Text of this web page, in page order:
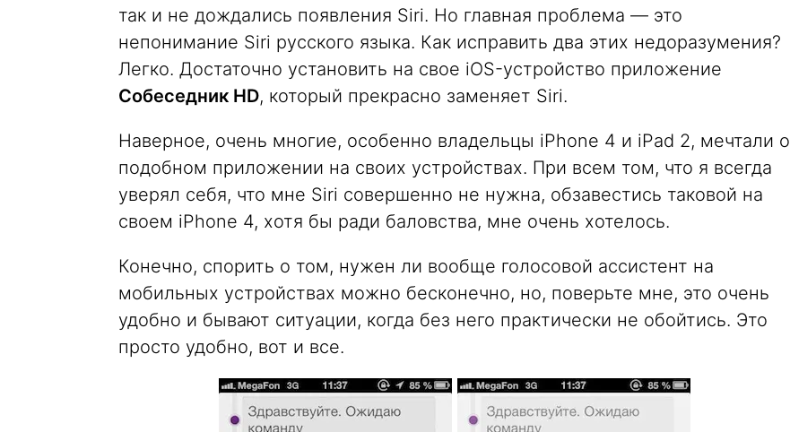
так и не дождались появления Siri. Но главная проблема — это
непонимание Siri русского языка. Как исправить два этих недоразумения?
Легко. Достаточно установить на свое iOS-устройство приложение
Собеседник HD, который прекрасно заменяет Siri.
Наверное, очень многие, особенно владельцы iPhone 4 и iPad 2, мечтали о
подобном приложении на своих устройствах. При всем том, что я всегда
уверял себя, что мне Siri совершенно не нужна, обзавестись таковой на
своем iPhone 4, хотя бы ради баловства, мне очень хотелось.
Конечно, спорить о том, нужен ли вообще голосовой ассистент на
мобильных устройствах можно бесконечно, но, поверьте мне, это очень
удобно и бывают ситуации, когда без него практически не обойтись. Это
просто удобно, вот и все.